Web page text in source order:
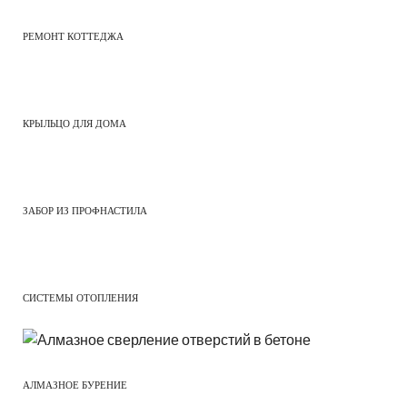
РЕМОНТ КОТТЕДЖА
КРЫЛЬЦО ДЛЯ ДОМА
ЗАБОР ИЗ ПРОФНАСТИЛА
СИСТЕМЫ ОТОПЛЕНИЯ
АЛМАЗНОЕ БУРЕНИЕ